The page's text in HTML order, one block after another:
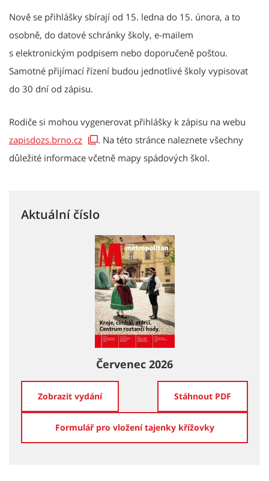
Nově se přihlášky sbírají od 15. ledna do 15. února, a to
osobně, do datové schránky školy, e-mailem
s elektronickým podpisem nebo doporučeně poštou.
Samotné přijímací řízení budou jednotlivé školy vypisovat
do 30 dní od zápisu.
Rodiče si mohou vygenerovat přihlášky k zápisu na webu
zapisdozs.brno.cz
. Na této stránce naleznete všechny
důležité informace včetně mapy spádových škol.
Aktuální číslo
Červenec 2026
Zobrazit vydání Stáhnout PDF
Formulář pro vložení tajenky křížovky